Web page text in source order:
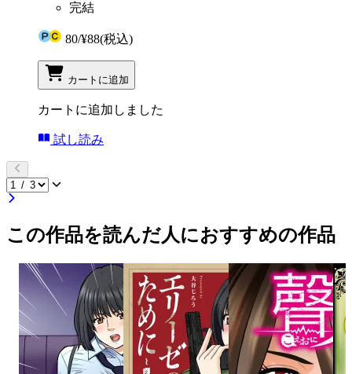
完結
80/¥88(税込)
カートに追加
カートに追加しました
試し読み
この作品を読んだ人におすすめの作品